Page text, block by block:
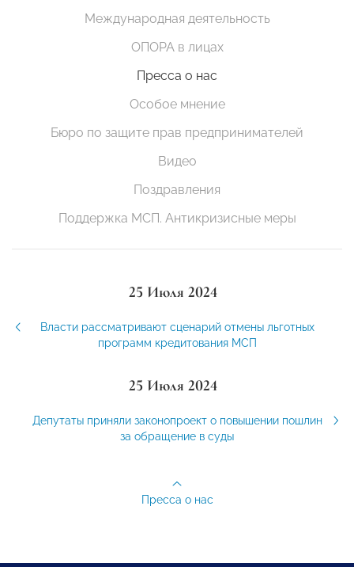
Международная деятельность
ОПОРА в лицах
Пресса о нас
Особое мнение
Бюро по защите прав предпринимателей
Видео
Поздравления
Поддержка МСП. Антикризисные меры
25 Июля 2024
Власти рассматривают сценарий отмены льготных
программ кредитования МСП
25 Июля 2024
Депутаты приняли законопроект о повышении пошлин
за обращение в суды
Пресса о нас